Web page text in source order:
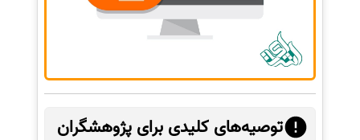
توصیه‌های کلیدی برای پژوهشگران